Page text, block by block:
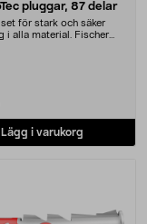
pluggar, 87 delar
för stark och säker
i alla material. Fischer
Lägg i varukorg